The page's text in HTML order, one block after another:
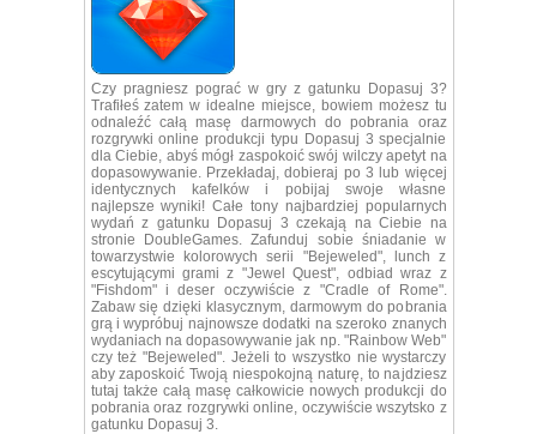
Czy pragniesz pograć w gry z gatunku Dopasuj 3?
Trafiłeś zatem w idealne miejsce, bowiem możesz tu
odnaleźć całą masę darmowych do pobrania oraz
rozgrywki online produkcji typu Dopasuj 3 specjalnie
dla Ciebie, abyś mógł zaspokoić swój wilczy apetyt na
dopasowywanie. Przekładaj, dobieraj po 3 lub więcej
identycznych kafelków i pobijaj swoje własne
najlepsze wyniki! Całe tony najbardziej popularnych
wydań z gatunku Dopasuj 3 czekają na Ciebie na
stronie DoubleGames. Zafunduj sobie śniadanie w
towarzystwie kolorowych serii "Bejeweled", lunch z
escytującymi grami z "Jewel Quest", odbiad wraz z
"Fishdom" i deser oczywiście z "Cradle of Rome".
Zabaw się dzięki klasycznym, darmowym do pobrania
grą i wypróbuj najnowsze dodatki na szeroko znanych
wydaniach na dopasowywanie jak np. "Rainbow Web"
czy też "Bejeweled". Jeżeli to wszystko nie wystarczy
aby zaposkoić Twoją niespokojną naturę, to najdziesz
tutaj także całą masę całkowicie nowych produkcji do
pobrania oraz rozgrywki online, oczywiście wszytsko z
gatunku Dopasuj 3.